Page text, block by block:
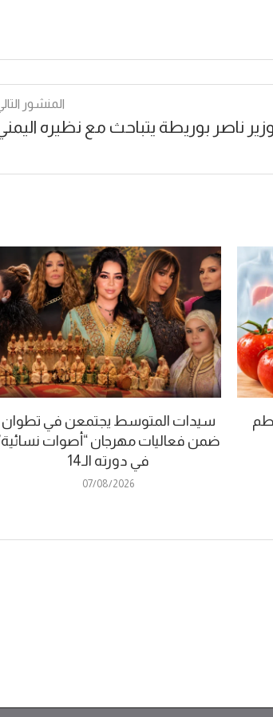
المنشور
ناصر بوريطة يتباحث مع نظيره
سيدات المتوسط يجتمعن في تطوان
ضمن فعاليات مهرجان “أصوات
في دورته الـ14
07/08/2026